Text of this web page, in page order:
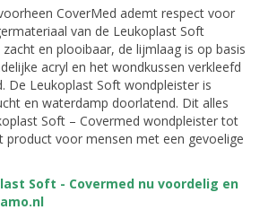
CoverMed ademt respect voor
van de Leukoplast Soft
zacht en plooibaar, de lijmlaag is op basis
acryl en het wondkussen verkleefd
De Leukoplast Soft wondpleister is
en waterdamp doorlatend. Dit alles
Soft – Covermed wondpleister tot
product voor mensen met een gevoelige